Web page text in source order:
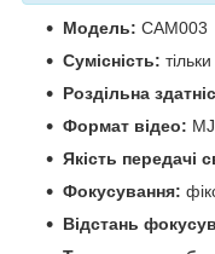
Модель: CAM003
Сумісність:
Роздільна
Формат відео:
Якість передачі
Фокусування:
Відстань